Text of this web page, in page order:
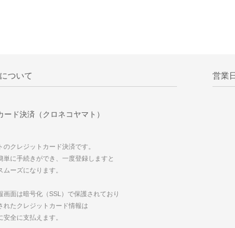
ついて
ード決済（クロネコヤマト）
のクレジットカード決済です。
単に手続きができ、一度登録しますと
ムーズになります。
画面は暗号化（SSL）で保護されており
れたクレジットカード情報は
安全に支払えます。
営業